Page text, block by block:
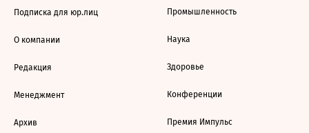
Подписка для юр.лиц
О компании
Редакция
Менеджмент
Архив
Промышленность
Наука
Здоровье
Конференции
Премия Импульс